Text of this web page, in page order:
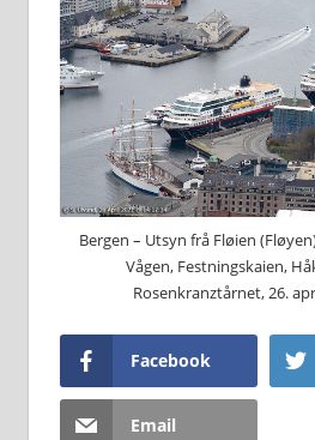
Bergen – Utsyn frå Fløien
Vågen, Festningskaien,
Rosenkranztårnet, 26.
Facebook
Email